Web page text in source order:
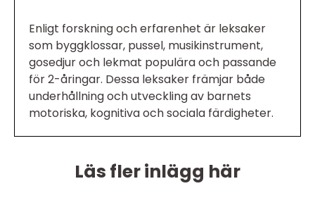
Enligt forskning och erfarenhet är leksaker
som byggklossar, pussel, musikinstrument,
gosedjur och lekmat populära och passande
för 2-åringar. Dessa leksaker främjar både
underhållning och utveckling av barnets
motoriska, kognitiva och sociala färdigheter.
Läs fler inlägg här